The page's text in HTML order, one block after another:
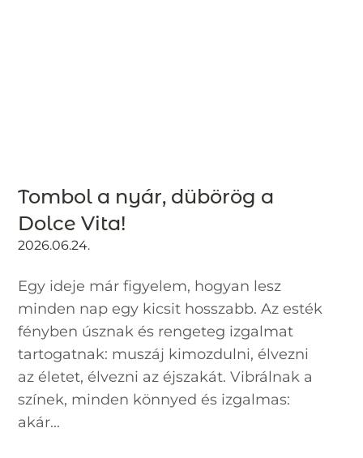
Tombol a nyár, dübörög a
Dolce Vita!
2026.06.24.
Egy ideje már figyelem, hogyan lesz
minden nap egy kicsit hosszabb. Az esték
fényben úsznak és rengeteg izgalmat
tartogatnak: muszáj kimozdulni, élvezni
az életet, élvezni az éjszakát. Vibrálnak a
színek, minden könnyed és izgalmas:
akár...